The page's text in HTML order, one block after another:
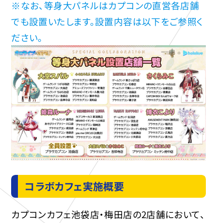
※なお、等身大パネルはカプコンの直営各店舗
でも設置いたします。設置内容は以下をご参照く
ださい。
コラボカフェ実施概要
カプコンカフェ池袋店・梅田店の2店舗において、